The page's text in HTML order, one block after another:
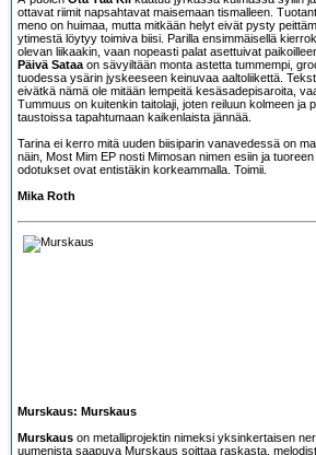
ottavat riimit napsahtavat maisemaan tismalleen.
meno on huimaa, mutta mitkään helyt eivät pysty
ytimestä löytyy toimiva biisi. Parilla ensimmäisellä
olevan liikaakin, vaan nopeasti palat asettuivat
Päivä Sataa on sävyiltään monta astetta tummempi,
tuodessa ysärin jyskeeseen keinuvaa aaltoliikettä.
eivätkä nämä ole mitään lempeitä kesäsadepisaroita,
Tummuus on kuitenkin taitolaji, joten reiluun kolmeen ja
taustoissa tapahtumaan kaikenlaista jännää.
Tarina ei kerro mitä uuden biisiparin vanavedessä on
näin, Most Mim EP nosti Mimosan nimen esiin ja
odotukset ovat entistäkin korkeammalla. Toimii.
Mika Roth
Murskaus: Murskaus
Murskaus on metalliprojektin nimeksi yksinkertaisen
uumenista saapuva Murskaus soittaa raskasta,